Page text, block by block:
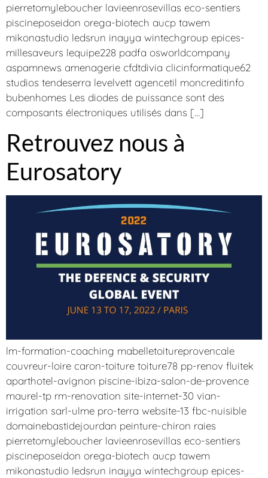
pierretomyleboucher lavieenrosevillas eco-sentiers
piscineposeidon orega-biotech aucp tawem
mikonastudio ledsrun inayya wintechgroup epices-
millesaveurs lequipe228 padfa osworldcompany
aspamnews amenagerie cfdtdivia clicinformatique62
studios tendeserra levelvett agencetil moncreditinfo
bubenhomes Les diodes de puissance sont des
composants électroniques utilisés dans […]
Retrouvez nous à
Eurosatory
lm-formation-coaching mabelletoitureprovencale
couvreur-loire caron-toiture toiture78 pp-renov fluitek
aparthotel-avignon piscine-ibiza-salon-de-provence
maurel-tp rm-renovation site-internet-30 vian-
irrigation sarl-ulme pro-terra website-13 fbc-nuisible
domainebastidejourdan peinture-chiron raies
pierretomyleboucher lavieenrosevillas eco-sentiers
piscineposeidon orega-biotech aucp tawem
mikonastudio ledsrun inayya wintechgroup epices-